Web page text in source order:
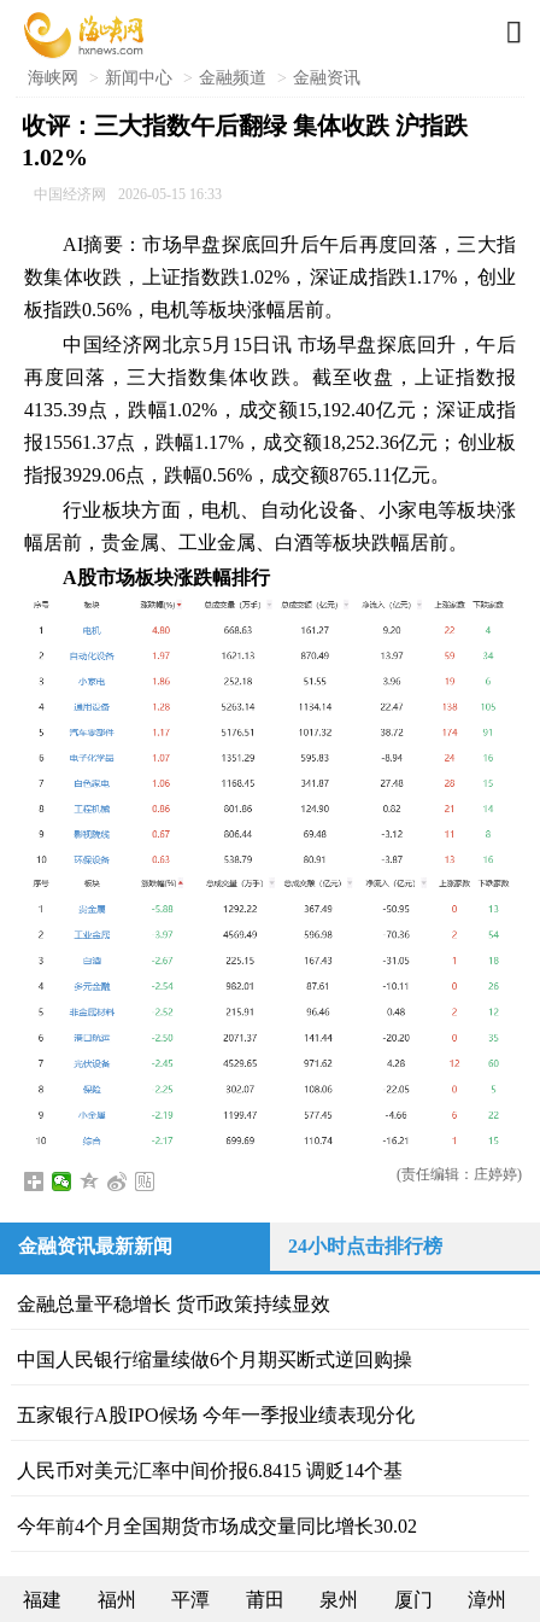

海峡网 > 新闻中心 > 金融频道 > 金融资讯
收评：三大指数午后翻绿 集体收跌 沪指跌
1.02%
中国经济网 2026-05-15 16:33
AI摘要：市场早盘探底回升后午后再度回落，三大指
数集体收跌，上证指数跌1.02%，深证成指跌1.17%，创业
板指跌0.56%，电机等板块涨幅居前。
中国经济网北京5月15日讯 市场早盘探底回升，午后
再度回落，三大指数集体收跌。截至收盘，上证指数报
4135.39点，跌幅1.02%，成交额15,192.40亿元；深证成指
报15561.37点，跌幅1.17%，成交额18,252.36亿元；创业板
指报3929.06点，跌幅0.56%，成交额8765.11亿元。
行业板块方面，电机、自动化设备、小家电等板块涨
幅居前，贵金属、工业金属、白酒等板块跌幅居前。
A股市场板块涨跌幅排行
(责任编辑：庄婷婷)
金融资讯最新新闻 24小时点击排行榜
金融总量平稳增长 货币政策持续显效
中国人民银行缩量续做6个月期买断式逆回购操
五家银行A股IPO候场 今年一季报业绩表现分化
人民币对美元汇率中间价报6.8415 调贬14个基
今年前4个月全国期货市场成交量同比增长30.02
福建 福州 平潭 莆田 泉州 厦门 漳州